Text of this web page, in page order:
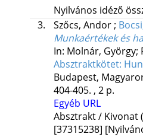
Nyilvános idéző
3.
Szőcs, Andor;
Munkaértékek és
In: Molnár, György;
Absztraktkötet:
Budapest,
404-405. , 2 p.
Egyéb URL
Absztrakt / Kivonat
[37315238]